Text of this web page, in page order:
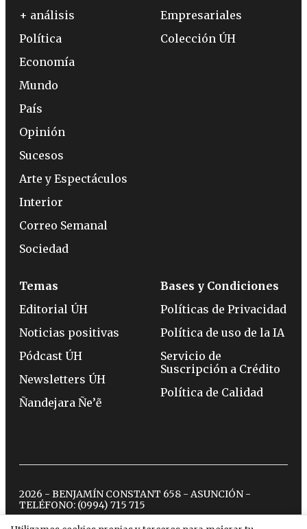
+ análisis
Política
Economía
Mundo
País
Opinión
Sucesos
Arte y Espectáculos
Interior
Correo Semanal
Sociedad
Empresariales
Colección ÚH
Temas
Editorial ÚH
Noticias positivas
Pódcast ÚH
Newsletters ÚH
Ñandejara Ñe’ẽ
Bases y Condiciones
Políticas de Privacidad
Política de uso de la IA
Servicio de
Suscripción a Crédito
Política de Calidad
2026 - BENJAMÍN CONSTANT 658 - ASUNCIÓN -
TELÉFONO: (0994) 715 715